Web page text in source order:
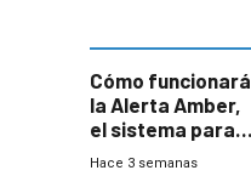
Cómo funcionará
la Alerta Amber,
el sistema para
la búsqueda
Hace 3 semanas